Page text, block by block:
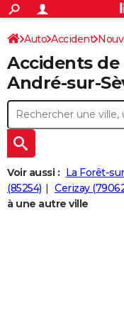
ACTUALITÉS
Politique
Société
Faits Divers
Education
Monde
Villes
+
SPORT
Coupe du monde 2026
Football
Tennis
Cyclisme
Rugby
Forum
CULTURE
Programme TV
TNT
Streaming
Cinéma
Sorties cinéma
Musique
+
FINANCE
Retraite
Impôts
Epargne
Immobilier
Risques naturels par ville
Banque
Assurance
Crédit
AUTO
Essais
Réserver un essai
Citadines
Berlines
SUV
Forum auto
+
HIGH-TECH
Mobiles
Meilleur smartphone
Internet
Ordinateurs
Jeux vidéo
Guide high-tech
+
BRICOLAGE
Auto Accident
Accidents
André-sur-
Voir aussi : La Forêt-
(85254)
Cerizay
à une autre ville